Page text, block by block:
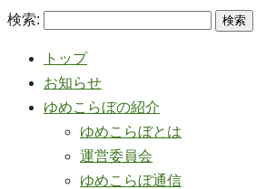
検索:
トップ
お知らせ
ゆめこらぼの紹介
ゆめこらぼとは
運営委員会
ゆめこらぼ通信